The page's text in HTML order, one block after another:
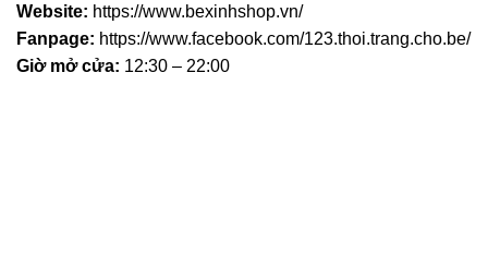
Website: https://www.bexinhshop.vn/
Fanpage: https://www.facebook.com/123.thoi.trang.cho.be/
Giờ mở cửa: 12:30 – 22:00